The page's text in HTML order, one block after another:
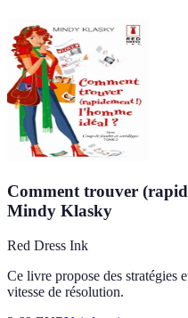
Comment trouver
Mindy Klasky
Red Dress Ink
Ce livre propose des stratégies
vitesse de résolution.